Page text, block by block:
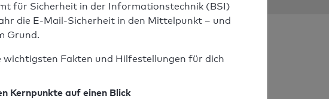
für Sicherheit in der Informationstechnik (BSI)
die E-Mail-Sicherheit in den Mittelpunkt – und
Grund.
wichtigsten Fakten und Hilfestellungen für dich
Kernpunkte auf einen Blick